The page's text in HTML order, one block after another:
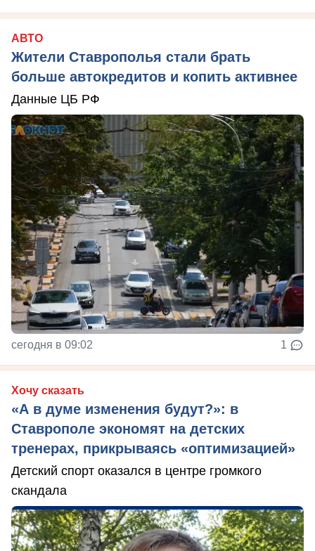
АВТО
Жители Ставрополья стали брать
больше автокредитов и копить активнее
Данные ЦБ РФ
сегодня в 09:02 1
Хочу сказать
«А в думе изменения будут?»: в
Ставрополе экономят на детских
тренерах, прикрываясь «оптимизацией»
Детский спорт оказался в центре громкого
скандала